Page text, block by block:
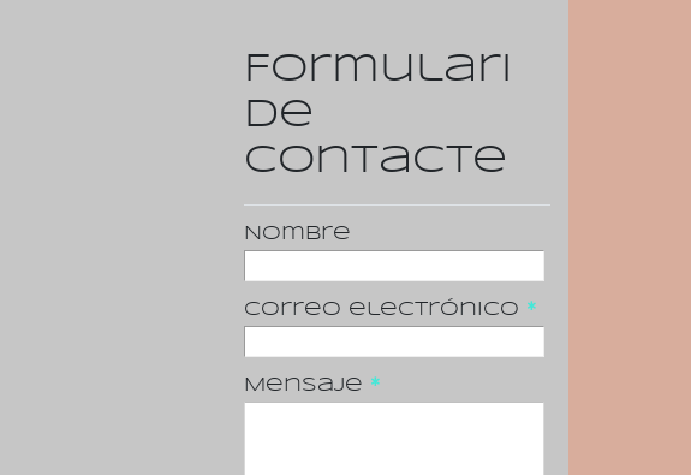
Formulari
de
contacte
Nombre
Correo electrónico *
Mensaje *